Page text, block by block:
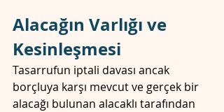
Alacağın Varlığı ve
Kesinleşmesi
Tasarrufun iptali davası ancak
borçluya karşı mevcut ve gerçek bir
alacağı bulunan alacaklı tarafından